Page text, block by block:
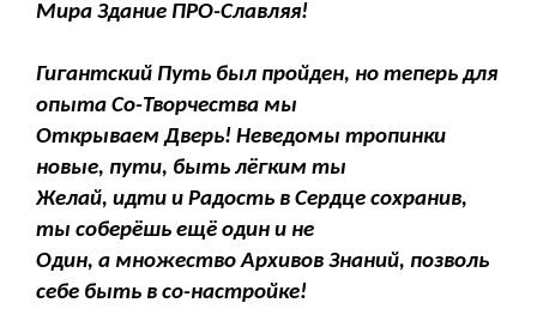
Мира Здание ПРО-Славляя!
Гигантский Путь был пройден, но теперь для
опыта Со-Творчества мы
Открываем Дверь! Неведомы тропинки
новые, пути, быть лёгким ты
Желай, идти и Радость в Сердце сохранив,
ты соберёшь ещё один и не
Один, а множество Архивов Знаний, позволь
себе быть в со-настройке!